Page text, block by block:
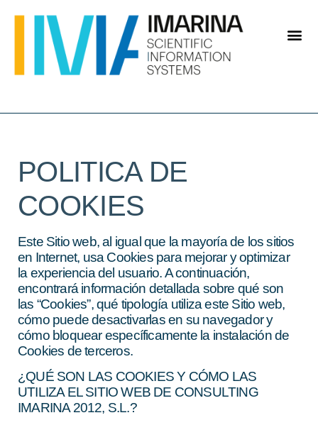
POLITICA DE
COOKIES
Este Sitio web, al igual que la mayoría de los sitios
en Internet, usa Cookies para mejorar y optimizar
la experiencia del usuario. A continuación,
encontrará información detallada sobre qué son
las “Cookies”, qué tipología utiliza este Sitio web,
cómo puede desactivarlas en su navegador y
cómo bloquear específicamente la instalación de
Cookies de terceros.
¿QUÉ SON LAS COOKIES Y CÓMO LAS
UTILIZA EL SITIO WEB DE CONSULTING
IMARINA 2012, S.L.?